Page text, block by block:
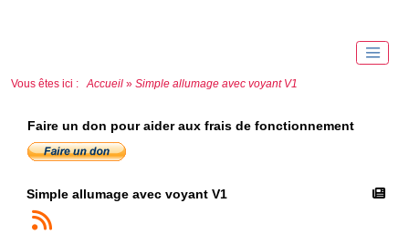
Vous êtes ici : Accueil » Simple allumage avec voyant V1
Faire un don pour aider aux frais de fonctionnement
Simple allumage avec voyant V1